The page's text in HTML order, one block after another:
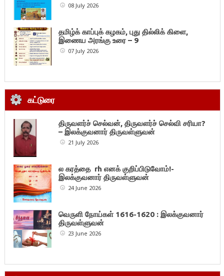
08 July 2026
தமிழ்க் காப்புக் கழகம், புது தில்லிக் கிளை,
இணைய அரங்கு உரை – 9
07 July 2026
கட்டுரை
திருவளர்ச் செல்வன், திருவளர்ச் செல்வி சரியா?
– இலக்குவனார் திருவள்ளுவன்
21 July 2026
ல கரத்தை rh எனக் குறிப்பிடுவோம்!-
இலக்குவனார் திருவள்ளுவன்
24 June 2026
வெருளி நோய்கள் 1616-1620 : இலக்குவனார்
திருவள்ளுவன்
23 June 2026